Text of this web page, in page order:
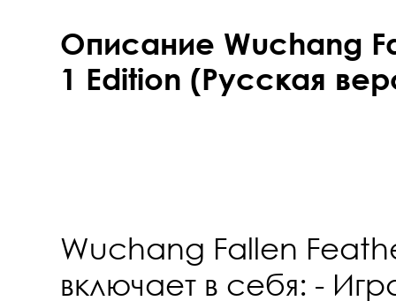
Описание Wuchang
1 Edition (Русская
Wuchang Fallen
включает в себя: -